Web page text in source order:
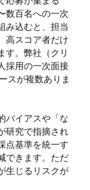
数百名への一次
み込むと、担当
高スコア者だけ
す。弊社（クリ
採用の一次面接
スが複数ありま
バイアスや「な
研究で指摘され
点基準を統一す
できます。ただ
生じるリスクが